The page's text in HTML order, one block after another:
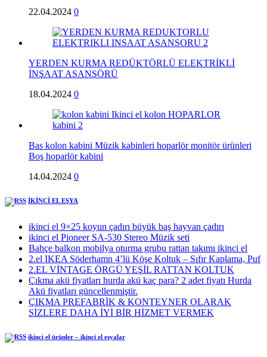
22.04.2024 0
YERDEN KURMA REDÜKTÖRLÜ ELEKTRİKLİ
İNŞAAT ASANSÖRÜ
18.04.2024 0
Bas kolon kabini Müzik kabinleri hoparlör monitör ürünleri
Boş hoparlör kabini
14.04.2024 0
İKİNCİ EL EŞYA
ikinci el 9×25 koyun çadırı büyük baş hayvan çadırı
ikinci el Pioneer SA-530 Stereo Müzik seti
Bahçe balkon mobilya oturma grubu rattan takımı ikinci el
2.el IKEA Söderhamn 4’lü Köşe Koltuk – Sıfır Kaplama, Puf
2.EL VİNTAGE ÖRGÜ YEŞİL RATTAN KOLTUK
Çıkma akü fiyatları hurda akü kaç para? 2 adet fiyatı Hurda
Akü fiyatları güncellenmiştir.
ÇIKMA PREFABRİK & KONTEYNER OLARAK
SİZLERE DAHA İYİ BİR HİZMET VERMEK
ikinci el ürünler – ikinci el eşyalar